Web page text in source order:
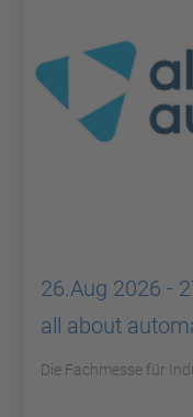
26.Aug 2026 -
all about
Die Fachmesse für